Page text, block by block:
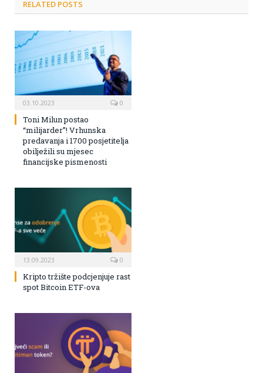
RELATED POSTS
03.10.2023 0
Toni Milun postao
“milijarder”! Vrhunska
predavanja i 1700 posjetitelja
obilježili su mjesec
financijske pismenosti
13.09.2023 0
Kripto tržište podcjenjuje rast
spot Bitcoin ETF-ova